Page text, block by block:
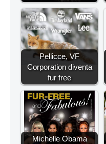
Pellicce, VF
Corporation diventa
fur free
Michelle Obama